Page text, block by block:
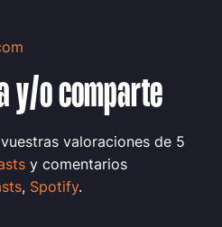
y/o comparte
valoraciones de 5
y comentarios
, Spotify.